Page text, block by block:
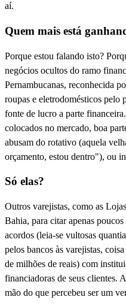
aí.
Quem mais está
Porque estou falando isto?
negócios ocultos do ramo
Pernambucanas, reconhecida
roupas e eletrodomésticos pelo
fonte de lucro a parte
colocados no mercado, boa
abusam do rotativo (aquela
orçamento, estou dentro"), ou
Só elas?
Outros varejistas, como as
Bahia, para citar apenas
acordos (leia-se vultosas
pelos bancos às varejistas,
de milhões de reais) com
financiadoras de seus clientes.
mão do que percebeu ser um